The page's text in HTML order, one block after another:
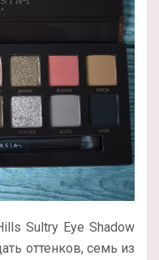
Sultry Eye Shadow
оттенков, семь из